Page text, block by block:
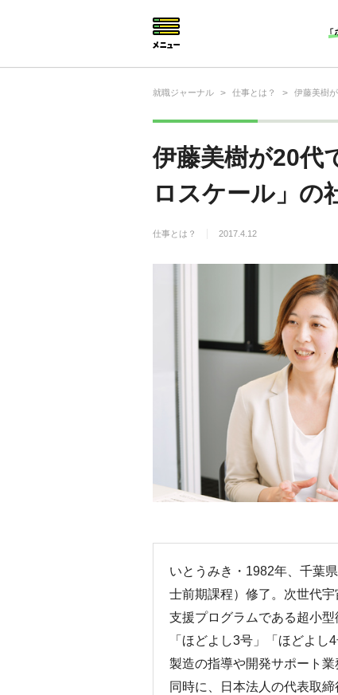
就職ジャーナル > 仕事とは？ > 伊藤美樹
伊藤美樹が20代
ロスケール」の
仕事とは？ 2017.4.12
いとうみき・1982年、千葉
士前期課程）修了。次世代
支援プログラムである超小
「ほどよし3号」「ほどよ
製造の指導や開発サポート
同時に、日本法人の代表取締
仕事の選び方・ヒント
仕事とは？